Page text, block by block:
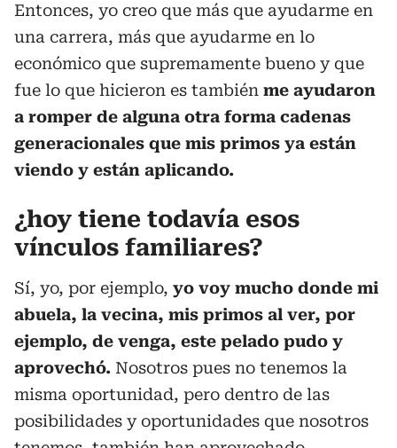
Entonces, yo creo que más que ayudarme en
una carrera, más que ayudarme en lo
económico que supremamente bueno y que
fue lo que hicieron es también me ayudaron
a romper de alguna otra forma cadenas
generacionales que mis primos ya están
viendo y están aplicando.
¿hoy tiene todavía esos
vínculos familiares?
Sí, yo, por ejemplo, yo voy mucho donde mi
abuela, la vecina, mis primos al ver, por
ejemplo, de venga, este pelado pudo y
aprovechó. Nosotros pues no tenemos la
misma oportunidad, pero dentro de las
posibilidades y oportunidades que nosotros